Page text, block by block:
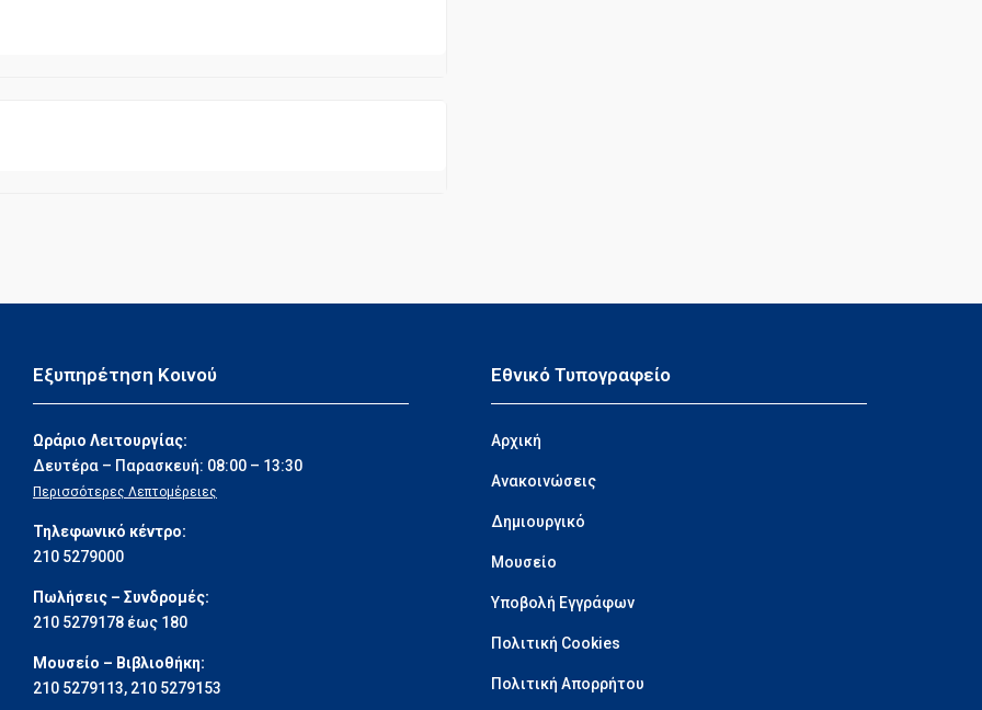
Εξυπηρέτηση Κοινού
Ωράριο Λειτουργίας:
Δευτέρα – Παρασκευή: 08:00 – 13:30
Περισσότερες Λεπτομέρειες
Τηλεφωνικό κέντρο:
210 5279000
Πωλήσεις – Συνδρομές:
210 5279178 έως 180
Μουσείο – Βιβλιοθήκη:
210 5279113, 210 5279153
Εθνικό Τυπογραφείο
Αρχική
Ανακοινώσεις
Δημιουργικό
Μουσείο
Υποβολή Εγγράφων
Πολιτική Cookies
Πολιτική Απορρήτου